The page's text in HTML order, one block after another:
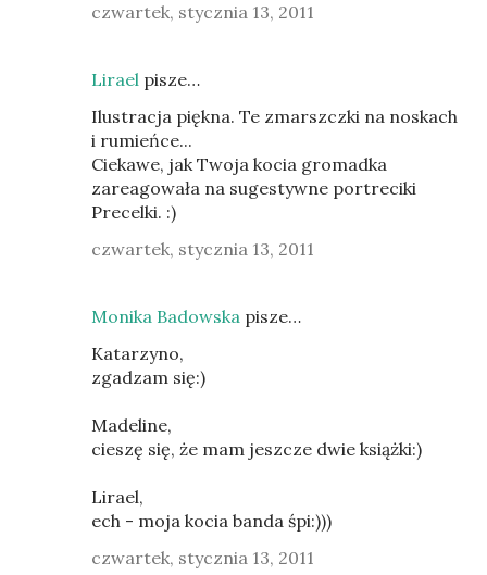
czwartek, stycznia 13, 2011
Lirael pisze…
Ilustracja piękna. Te zmarszczki na noskach
i rumieńce...
Ciekawe, jak Twoja kocia gromadka
zareagowała na sugestywne portreciki
Precelki. :)
czwartek, stycznia 13, 2011
Monika Badowska pisze…
Katarzyno,
zgadzam się:)
Madeline,
cieszę się, że mam jeszcze dwie książki:)
Lirael,
ech - moja kocia banda śpi:)))
czwartek, stycznia 13, 2011